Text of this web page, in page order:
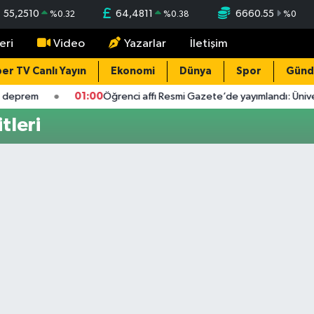
55,2510 %0.32 64,4811 %0.38 6660.55 %0
Video Yazarlar İletişim
TV Canlı Yayın Ekonomi Dünya Spor
01:00Öğrenci affı Resmi Gazete’de yayımlandı: